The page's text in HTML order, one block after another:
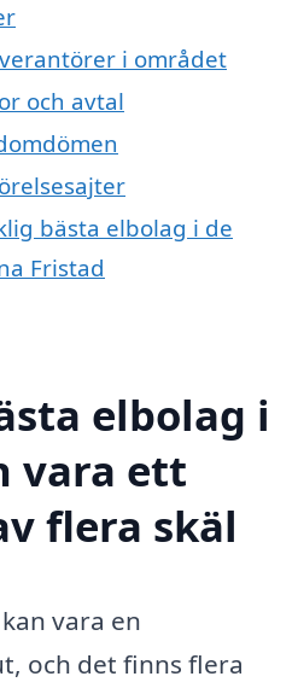
i området
och avtal
bästa elbolag i de
Fristad
elbolag i
vara ett
flera skäl
vara en
och det finns flera